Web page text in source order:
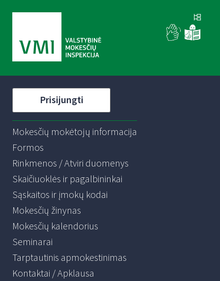
Prisijungti
Mokesčių mokėtojų informacija
Formos
Rinkmenos / Atviri duomenys
Skaičiuoklės ir pagalbininkai
Sąskaitos ir įmokų kodai
Mokesčių žinynas
Mokesčių kalendorius
Seminarai
Tarptautinis apmokestinimas
Kontaktai / Apklausa